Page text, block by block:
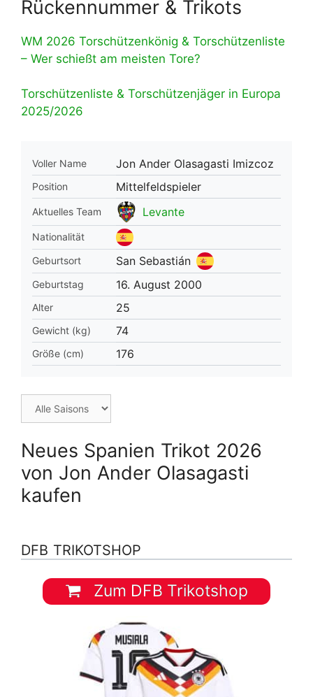
Rückennummer & Trikots
WM 2026 Torschützenkönig & Torschützenliste
– Wer schießt am meisten Tore?
Torschützenliste & Torschützenjäger in Europa
2025/2026
Voller Name Jon Ander Olasagasti Imizcoz
Position Mittelfeldspieler
Aktuelles Team Levante
Nationalität
Geburtsort
San Sebastián
Geburtstag 16. August 2000
Alter 25
Gewicht (kg) 74
Größe (cm) 176
Neues Spanien Trikot 2026
von Jon Ander Olasagasti
kaufen
DFB TRIKOTSHOP
Zum DFB Trikotshop